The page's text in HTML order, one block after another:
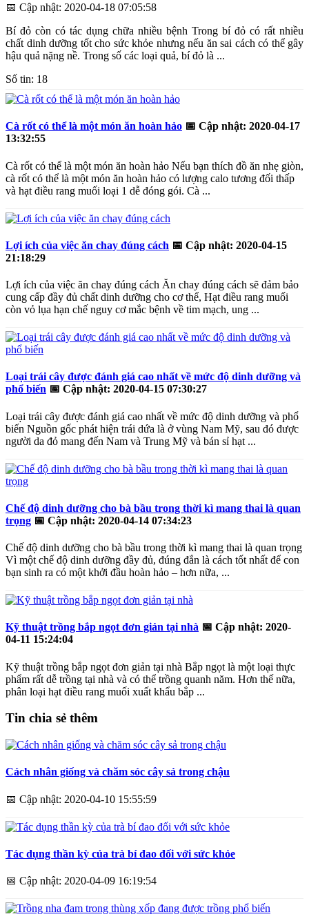
📅 Cập nhật: 2020-04-18 07:05:58
Bí đỏ còn có tác dụng chữa nhiều bệnh Trong bí đỏ có rất nhiều
chất dinh dưỡng tốt cho sức khỏe nhưng nếu ăn sai cách có thể gây
hậu quả nặng nề. Trong số các loại quả, bí đỏ là ...
Số tin: 18
Cà rốt có thể là một món ăn hoàn hảo 📅 Cập nhật: 2020-04-17
13:32:55
Cà rốt có thể là một món ăn hoàn hảo Nếu bạn thích đồ ăn nhẹ giòn,
cà rốt có thể là một món ăn hoàn hảo có lượng calo tương đối thấp
và hạt điều rang muối loại 1 dễ đóng gói. Cà ...
Lợi ích của việc ăn chay đúng cách 📅 Cập nhật: 2020-04-15
21:18:29
Lợi ích của việc ăn chay đúng cách Ăn chay đúng cách sẽ đảm bảo
cung cấp đầy đủ chất dinh dưỡng cho cơ thể, Hạt điều rang muối
còn vỏ lụa hạn chế nguy cơ mắc bệnh về tim mạch, ung ...
Loại trái cây được đánh giá cao nhất về mức độ dinh dưỡng và
phổ biến 📅 Cập nhật: 2020-04-15 07:30:27
Loại trái cây được đánh giá cao nhất về mức độ dinh dưỡng và phổ
biến Nguồn gốc phát hiện trái dứa là ở vùng Nam Mỹ, sau đó được
người da đỏ mang đến Nam và Trung Mỹ và bán sỉ hạt ...
Chế độ dinh dưỡng cho bà bầu trong thời kì mang thai là quan
trọng 📅 Cập nhật: 2020-04-14 07:34:23
Chế độ dinh dưỡng cho bà bầu trong thời kì mang thai là quan trọng
Vì một chế độ dinh dưỡng đầy đủ, đúng đắn là cách tốt nhất để con
bạn sinh ra có một khởi đầu hoàn hảo – hơn nữa, ...
Kỹ thuật trồng bắp ngọt đơn giản tại nhà 📅 Cập nhật: 2020-
04-11 15:24:04
Kỹ thuật trồng bắp ngọt đơn giản tại nhà Bắp ngọt là một loại thực
phẩm rất dễ trồng tại nhà và có thể trồng quanh năm. Hơn thế nữa,
phân loại hạt điều rang muối xuất khẩu bắp ...
Tin chia sẻ thêm
Cách nhân giống và chăm sóc cây sả trong chậu
📅 Cập nhật: 2020-04-10 15:55:59
Tác dụng thần kỳ của trà bí đao đối với sức khỏe
📅 Cập nhật: 2020-04-09 16:19:54